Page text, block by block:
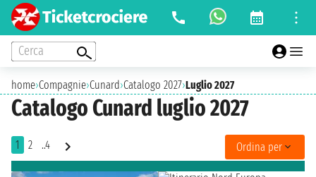
Cerca
home›Compagnie›Cunard›Catalogo 2027›Luglio 2027
Catalogo Cunard luglio 2027
1 2 ..4 Ordina per